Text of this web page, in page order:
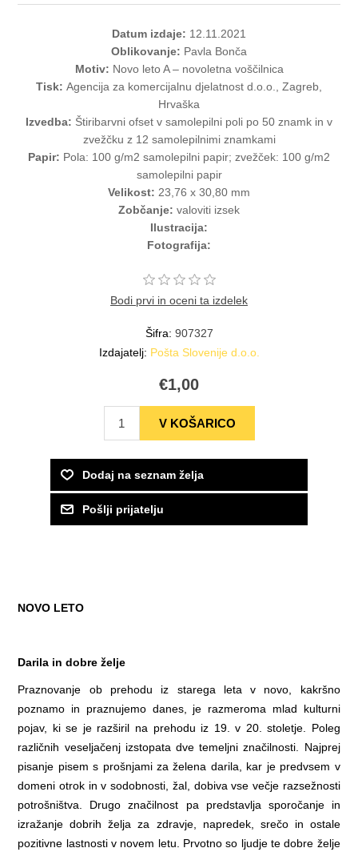
Datum izdaje: 12.11.2021
Oblikovanje: Pavla Bonča
Motiv: Novo leto A – novoletna voščilnica
Tisk: Agencija za komercijalnu djelatnost d.o.o., Zagreb,
Hrvaška
Izvedba: Štiribarvni ofset v samolepilni poli po 50 znamk in v
zvežčku z 12 samolepilnimi znamkami
Papir: Pola: 100 g/m2 samolepilni papir; zvežček: 100 g/m2
samolepilni papir
Velikost: 23,76 x 30,80 mm
Zobčanje: valoviti izsek
Ilustracija:
Fotografija:
Bodi prvi in oceni ta izdelek
Šifra: 907327
Izdajatelj: Pošta Slovenije d.o.o.
€1,00
NOVO LETO
Darila in dobre želje
Praznovanje ob prehodu iz starega leta v novo, kakršno
poznamo in praznujemo danes, je razmeroma mlad kulturni
pojav, ki se je razširil na prehodu iz 19. v 20. stoletje. Poleg
različnih veseljačenj izstopata dve temeljni značilnosti. Najprej
pisanje pisem s prošnjami za želena darila, kar je predvsem v
domeni otrok in v sodobnosti, žal, dobiva vse večje razsežnosti
potrošništva. Drugo značilnost pa predstavlja sporočanje in
izražanje dobrih želja za zdravje, napredek, srečo in ostale
pozitivne lastnosti v novem letu. Prvotno so ljudje te dobre želje